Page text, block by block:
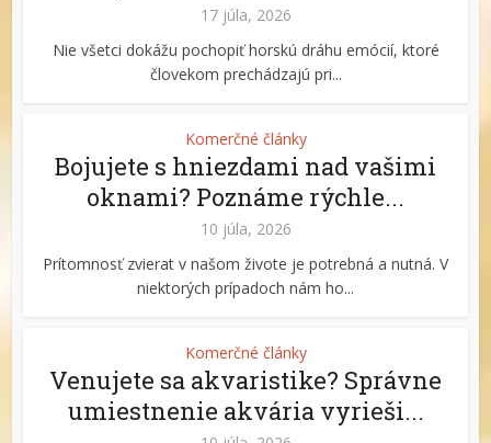
17 júla, 2026
Nie všetci dokážu pochopiť horskú dráhu emócií, ktoré
človekom prechádzajú pri...
Komerčné články
Bojujete s hniezdami nad vašimi
oknami? Poznáme rýchle...
10 júla, 2026
Prítomnosť zvierat v našom živote je potrebná a nutná. V
niektorých prípadoch nám ho...
Komerčné články
Venujete sa akvaristike? Správne
umiestnenie akvária vyrieši...